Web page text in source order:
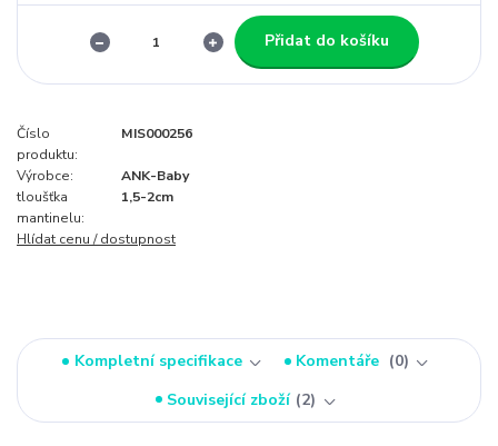
Přidat do košíku
Číslo
produktu:
MIS000256
Výrobce:
ANK-Baby
tloušťka
mantinelu:
1,5-2cm
Hlídat cenu / dostupnost
Kompletní specifikace Komentáře
0
Související zboží 2